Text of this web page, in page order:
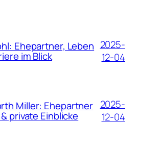
Ehepartner, Leben
im Blick
2025-
12-04
Miller: Ehepartner
private Einblicke
2025-
12-04